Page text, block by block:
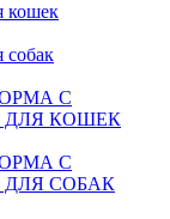
кошек
собак
С
КОШЕК
С
СОБАК